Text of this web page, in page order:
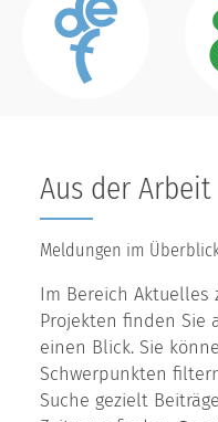
Aus der Arbeit
Meldungen im
Im Bereich Aktuelles
Projekten finden Sie
einen Blick. Sie
Schwerpunkten
Suche gezielt